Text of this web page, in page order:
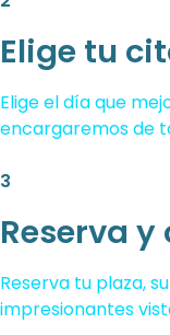
Elige tu
Elige el día que
encargaremos de
3
Reserva
Reserva tu plaza,
impresionantes